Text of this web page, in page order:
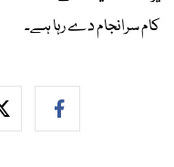
کام سرانجام دے رہا ہے۔